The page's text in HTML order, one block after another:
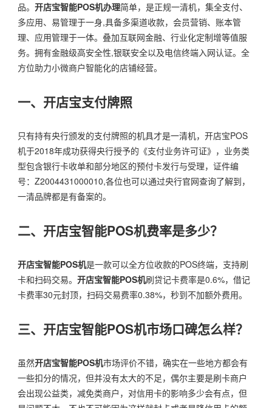
品。 开店宝智能POS机办理简单，是正规一清机，集全支付、
多应用、易管理于一身,具备多渠道收款，会员营销、账本管
理、应用管理于一体。叠加互联网金融、行业化定制增等值服
务。拥有金融级高安全性,银联安全以及电信终端入网认证。全
方位助力小微商户智能化的店铺经营。
一、开店宝支付牌照
只有持有央行颁发的支付牌照的机具才是一清机，开店宝POS
机于2018年成功获得央行授予的《支付业务许可证》，业务类
型包含银行卡收单和部分地区的预付卡发行与受理，证件编
号：Z2004431000010,各位也可以通过央行官网查询了解到，
一清品牌都是有备案的。
二、开店宝智能POS机费率是多少？
开店宝智能POS机是一款可以全方位收款的POS终端，支持刷
卡和扫码交易。 开店宝智能POS机刷贷记卡费率是0.6%，借记
卡费率30元封顶，扫码交易费率0.38%，秒到不加额外费用。
三、开店宝智能POS机市场口碑怎么样？
虽然开店宝智能POS机市场评价不错，确实在一些地方都会有
一些扣分的情况，但并没有太大的不足，偶尔主要是刷卡商户
会出现公益类，减免类商户，对信用卡的影响多少会有点，但